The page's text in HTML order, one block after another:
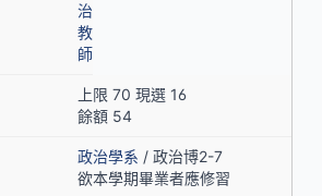
治
教
師
上限 70 現選 16
餘額 54
政治學系 / 政治博2-7
欲本學期畢業者應修習